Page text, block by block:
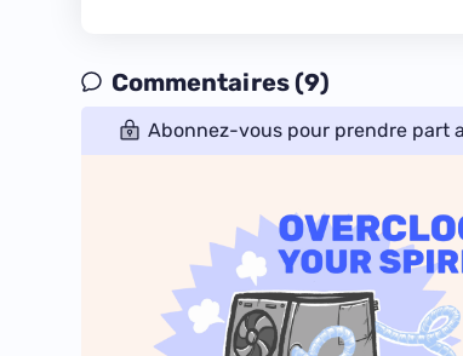
Commentaires (9)
Abonnez-vous pour prendre part